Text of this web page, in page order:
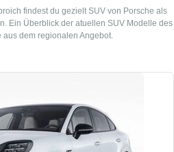
findest du gezielt SUV von Porsche als
Ein Überblick der atuellen SUV Modelle des
aus dem regionalen Angebot.